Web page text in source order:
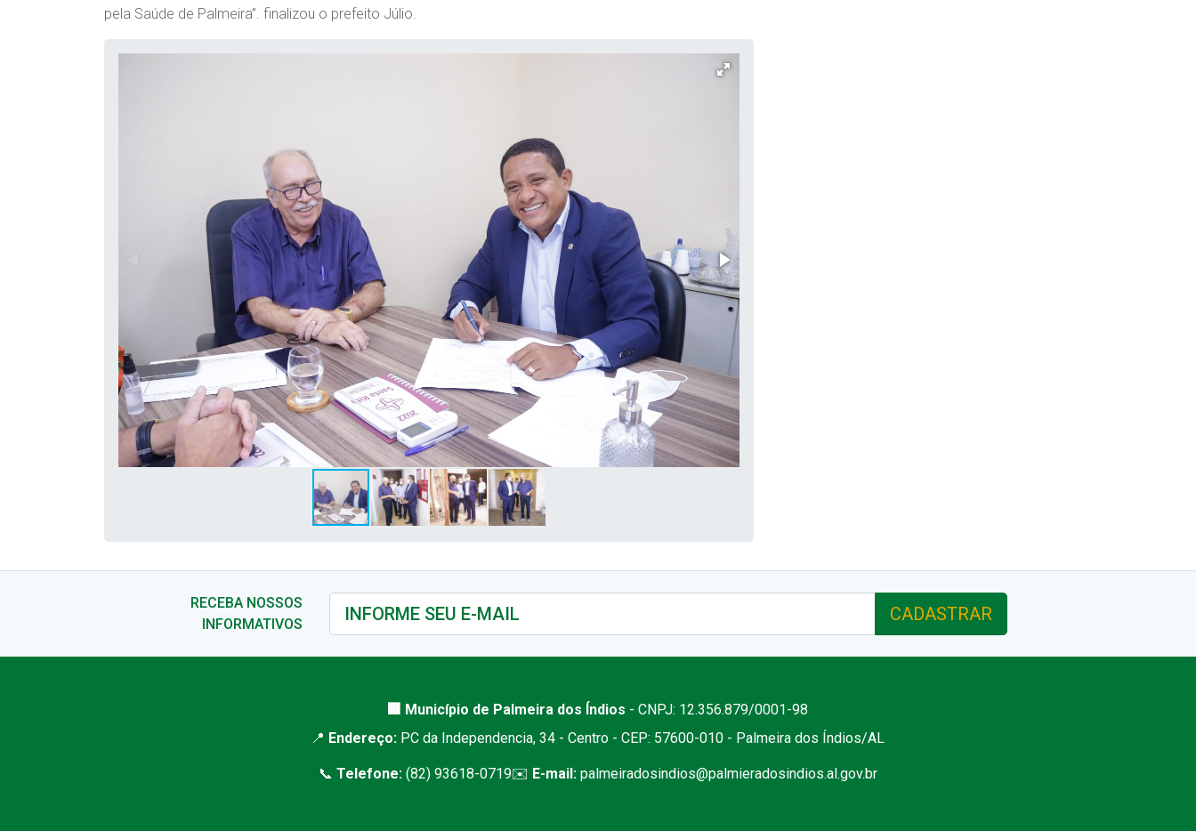
pela Saúde de Palmeira”. finalizou o prefeito Júlio.
RECEBA NOSSOS
INFORMATIVOS
CADASTRAR
🏢 Município de Palmeira dos Índios - CNPJ: 12.356.879/0001-98
📍 Endereço: PC da Independencia, 34 - Centro - CEP: 57600-010 - Palmeira dos Índios/AL
📞 Telefone:(82) 93618-0719✉️ E-mail: palmeiradosindios@palmieradosindios.al.gov.br